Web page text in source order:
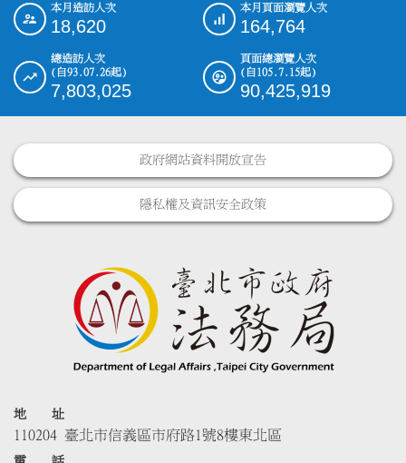
::: 本月造訪人次
18,620
本月頁面瀏覽人次
164,764
總造訪人次
(自93.07.26起)
7,803,025
頁面總瀏覽人次
(自105.7.15起)
90,425,919
政府網站資料開放宣告
隱私權及資訊安全政策
地 址
110204 臺北市信義區市府路1號8樓東北區